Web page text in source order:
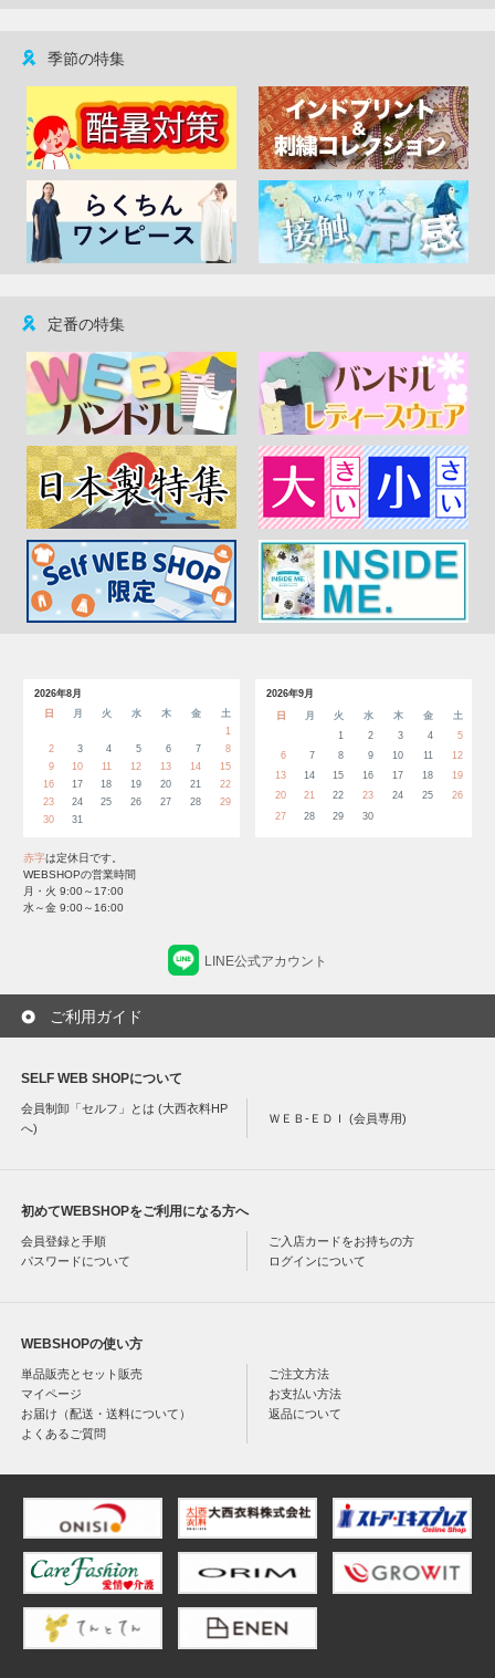
季節の特集
定番の特集
2026年8月
日
月 火 水 木 金
土
1
2
3 4 5 6 7
8
9
10 11 12 13 14
15
16
17 18 19 20 21
22
23
24 25 26 27 28
29
30
31
2026年9月
日
月 火 水 木 金
土
1
2 3 4
5
6
7 8 9 10 11
12
13
14 15 16 17 18
19
20
21 22 23 24 25
26
27
28 29 30
赤字は定休日です。
WEBSHOPの営業時間
月・火 9:00～17:00
水～金 9:00～16:00
LINE公式アカウント
ご利用ガイド
SELF WEB SHOPについて
会員制卸「セルフ」とは (大西衣料HP
へ)
ＷＥＢ-ＥＤＩ (会員専用)
初めてWEBSHOPをご利用になる方へ
会員登録と手順
ご入店カードをお持ちの方
パスワードについて
ログインについて
WEBSHOPの使い方
単品販売とセット販売
ご注文方法
マイページ
お支払い方法
お届け（配送・送料について）
返品について
よくあるご質問